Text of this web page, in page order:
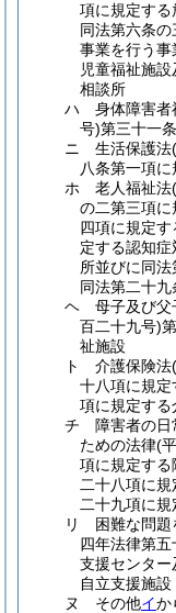
項に規定す
同法第六条
事業を行う
児童福祉施
相談所
ハ
身体障害者
号)第三十一
ニ
生活保護法
八条第一項
ホ
老人福祉法
の二第三項
四項に規定
定する認知
所並びに同
同法第二十
ヘ
母子及び父
百二十九号)
祉施設
ト
介護保険法
十八項に規
項に規定する
チ
障害者の
ための法律(
項に規定す
二十八項に
二十九項に
リ
困難な問
四年法律第五
支援センタ
自立支援施設
ヌ
その他イか